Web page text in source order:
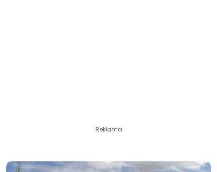
Reklama